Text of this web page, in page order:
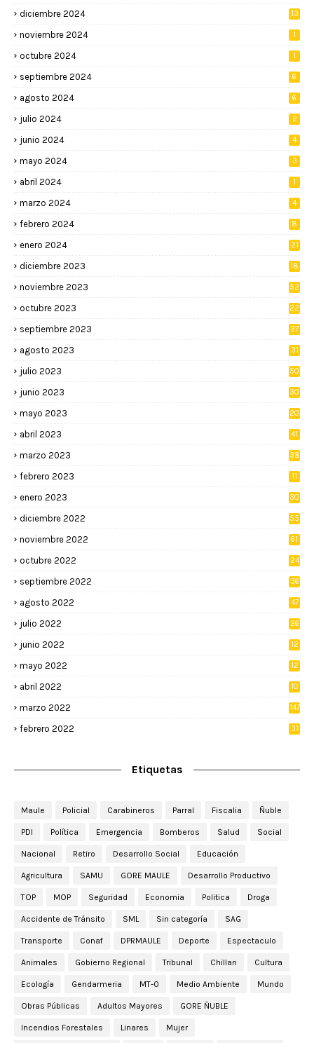
diciembre 2024 13
noviembre 2024 1
octubre 2024 1
septiembre 2024 6
agosto 2024 6
julio 2024 2
junio 2024 4
mayo 2024 3
abril 2024 1
marzo 2024 4
febrero 2024 8
enero 2024 21
diciembre 2023 18
noviembre 2023 52
octubre 2023 22
septiembre 2023 37
agosto 2023 31
julio 2023 50
junio 2023 30
mayo 2023 20
abril 2023 41
marzo 2023 38
febrero 2023 11
enero 2023 30
diciembre 2022 55
noviembre 2022 61
octubre 2022 24
septiembre 2022 36
agosto 2022 47
julio 2022 26
junio 2022
12
mayo 2022
12
abril 2022
10
marzo 2022 147
febrero 2022 31
Etiquetas
Maule Policial Carabineros Parral Fiscalia Ñuble
PDI Política Emergencia Bomberos Salud Social
Nacional Retiro Desarrollo Social Educación
Agricultura SAMU GORE MAULE Desarrollo Productivo
TOP MOP Seguridad Economia Politica Droga
Accidente de Tránsito SML Sin categoría SAG
Transporte Conaf DPRMAULE Deporte Espectaculo
Animales Gobierno Regional Tribunal Chillan Cultura
Ecología Gendarmeria MT-0 Medio Ambiente Mundo
Obras Públicas Adultos Mayores GORE ÑUBLE
Incendios Forestales Linares Mujer